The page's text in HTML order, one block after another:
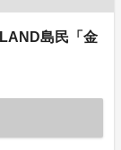
島民「金